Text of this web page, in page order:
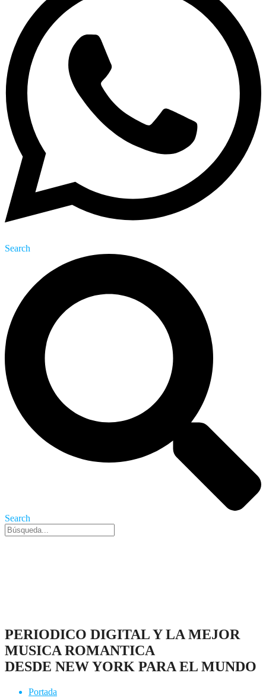
Search
Search
PERIODICO DIGITAL Y LA MEJOR
MUSICA ROMANTICA
DESDE NEW YORK PARA EL MUNDO
Portada